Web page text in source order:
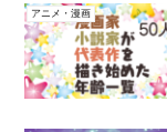
アニメ・漫画